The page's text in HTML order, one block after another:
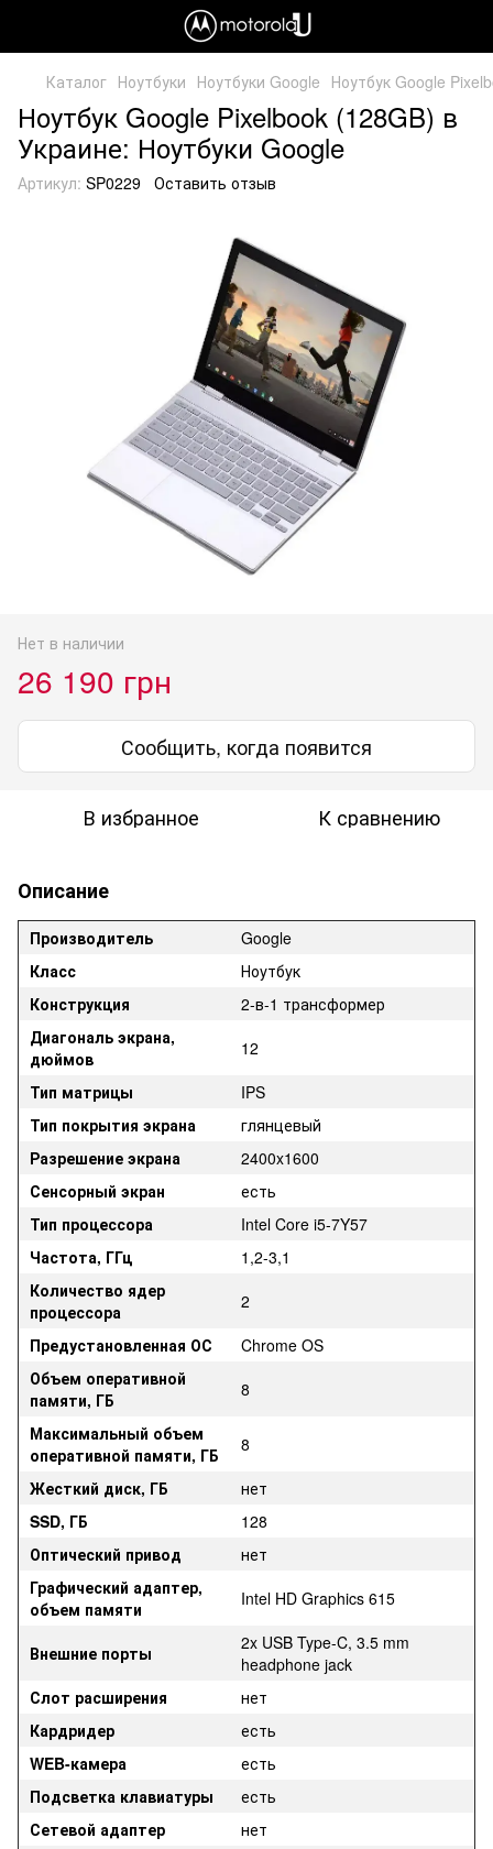
Каталог Ноутбуки Ноутбуки Google Ноутбук Google
Ноутбук Google Pixelbook (128GB) в
Украине: Ноутбуки Google
Артикул: SP0229 Оставить отзыв
Нет в наличии
26 190 грн
Сообщить, когда появится
В избранное К сравнению
Описание
Производитель
Google
Класс
Ноyтбyк
Конструкция
2-в-1 трансформер
Диагональ экрана,
дюймов
12
Тип матрицы
IPS
Тип покрытия экрана
глянцевый
Разрешение экрана
2400x1600
Сенсорный экран
есть
Тип процессора
Intel Core i5-7Y57
Частота, ГГц
1,2-3,1
Количество ядер
процессора
2
Предустановленная ОС
Chrome OS
Объем оперативной
памяти, ГБ
8
Максимальный объем
оперативной памяти, ГБ
8
Жесткий диск, ГБ
нет
SSD, ГБ
128
Оптический привод
нет
Графический адаптер,
объем памяти
Intel HD Graphics 615
Внешние порты
2x USB Type-C, 3.5 mm
headphone jack
Слот расширения
нет
Кардридер
есть
WEB-камера
есть
Подсветка клавиатуры
есть
Сетевой адаптер
нет